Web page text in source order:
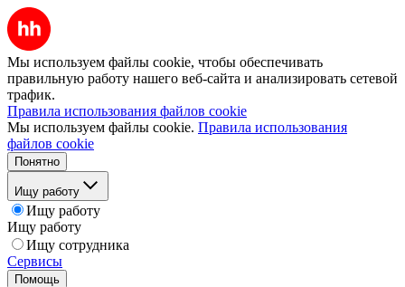
Мы используем файлы cookie, чтобы обеспечивать
правильную работу нашего веб-сайта и анализировать сетевой
трафик.
Правила использования файлов cookie
Мы используем файлы cookie. Правила использования
файлов cookie
Понятно
Ищу работу
Ищу работу
Ищу работу
Ищу сотрудника
Сервисы
Помощь